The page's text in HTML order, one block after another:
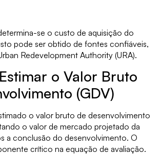
se o custo de aquisição do
pode ser obtido de fontes confiáveis,
Redevelopment Authority (URA).
o Valor Bruto
(GDV)
o valor bruto de desenvolvimento
o valor de mercado projetado da
a conclusão do desenvolvimento. O
crítico na equação de avaliação.